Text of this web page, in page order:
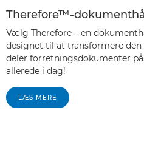
Therefore™-
Vælg Therefore – en
designet til at transformere
deler forretningsdokumenter
allerede i dag!
LÆS MERE